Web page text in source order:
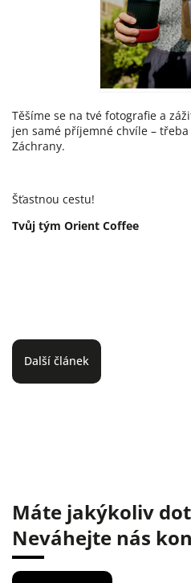
Těšíme se na tvé fotografie a
jen samé příjemné chvíle –
Záchrany.
Šťastnou cestu!
Tvůj tým Orient Coffee
Další článek
Máte jakýkoliv
Neváhejte nás